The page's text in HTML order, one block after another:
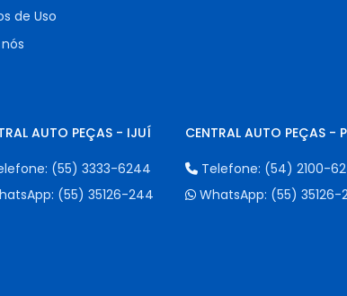
de Uso
AUTO PEÇAS - IJUÍ
(55) 3333-6244
(55) 35126-244
CENTRAL AUTO PEÇAS -
Telefone: (54) 2100-
WhatsApp: (55) 35126-